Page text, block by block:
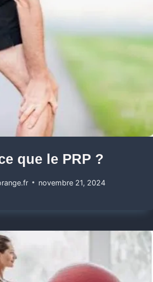
que le PRP ?
novembre 21, 2024